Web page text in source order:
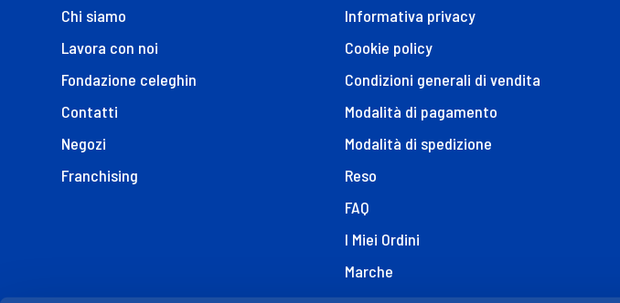
Chi siamo
Lavora con noi
Fondazione celeghin
Contatti
Negozi
Franchising
Informativa privacy
Cookie policy
Condizioni generali di vendita
Modalità di pagamento
Modalità di spedizione
Reso
FAQ
I Miei Ordini
Marche